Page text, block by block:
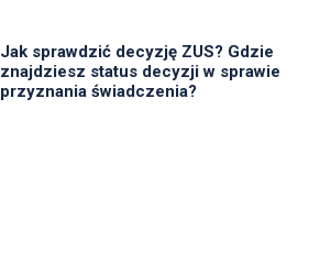
Jak sprawdzić decyzję ZUS? Gdzie
znajdziesz status decyzji w sprawie
przyznania świadczenia?